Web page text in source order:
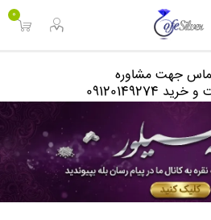
0
جهت مشاوره
09120149274